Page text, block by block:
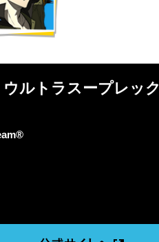
ルトラスープレック